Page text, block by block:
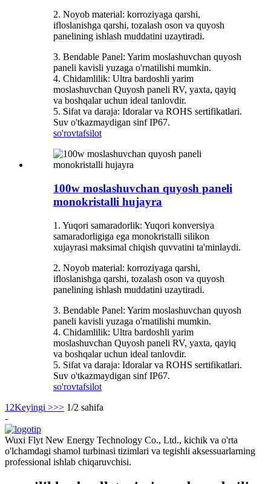
2. Noyob material: korroziyaga qarshi,
ifloslanishga qarshi, tozalash oson va quyosh
panelining ishlash muddatini uzaytiradi.
3. Bendable Panel: Yarim moslashuvchan quyosh
paneli kavisli yuzaga o'rnatilishi mumkin.
4. Chidamlilik: Ultra bardoshli yarim
moslashuvchan Quyosh paneli RV, yaxta, qayiq
va boshqalar uchun ideal tanlovdir.
5. Sifat va daraja: Idoralar va ROHS sertifikatlari.
Suv o'tkazmaydigan sinf IP67.
so'rovtafsilot
100w moslashuvchan quyosh paneli
monokristalli hujayra
1. Yuqori samaradorlik: Yuqori konversiya
samaradorligiga ega monokristalli silikon
xujayrasi maksimal chiqish quvvatini ta'minlaydi.
2. Noyob material: korroziyaga qarshi,
ifloslanishga qarshi, tozalash oson va quyosh
panelining ishlash muddatini uzaytiradi.
3. Bendable Panel: Yarim moslashuvchan quyosh
paneli kavisli yuzaga o'rnatilishi mumkin.
4. Chidamlilik: Ultra bardoshli yarim
moslashuvchan Quyosh paneli RV, yaxta, qayiq
va boshqalar uchun ideal tanlovdir.
5. Sifat va daraja: Idoralar va ROHS sertifikatlari.
Suv o'tkazmaydigan sinf IP67.
so'rovtafsilot
1 2Keyingi >>> 1/2 sahifa
-
Wuxi Flyt New Energy Technology Co., Ltd., kichik va o'rta
o'lchamdagi shamol turbinasi tizimlari va tegishli aksessuarlarning
professional ishlab chiqaruvchisi.